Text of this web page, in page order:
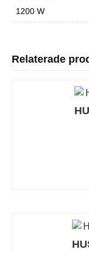
1200 W
Relaterade